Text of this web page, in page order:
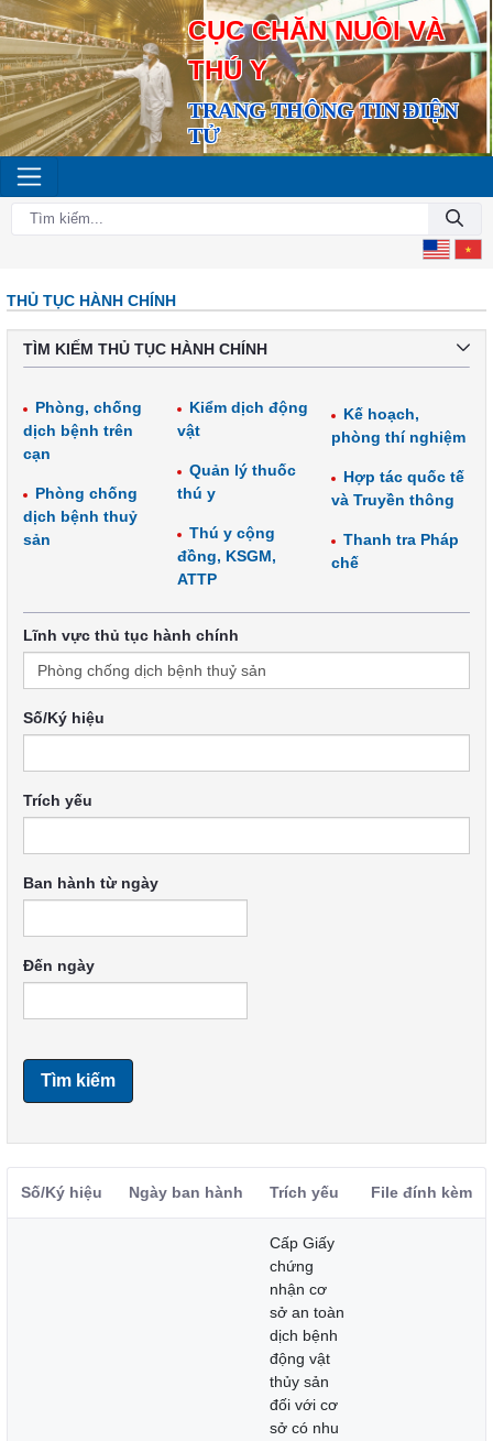
CỤC CHĂN NUÔI VÀ
THÚ Y
TRANG THÔNG TIN ĐIỆN
TỬ
THỦ TỤC HÀNH CHÍNH
TÌM KIẾM THỦ TỤC HÀNH CHÍNH
Phòng, chống
dịch bệnh trên
cạn
Phòng chống
dịch bệnh thuỷ
sản
Kiểm dịch động
vật
Quản lý thuốc
thú y
Thú y cộng
đồng, KSGM,
ATTP
Kế hoạch,
phòng thí nghiệm
Hợp tác quốc tế
và Truyền thông
Thanh tra Pháp
chế
Lĩnh vực thủ tục hành chính
Số/Ký hiệu
Trích yếu
Ban hành từ ngày
Đến ngày
Tìm kiếm
Số/Ký hiệu Ngày ban hành Trích yếu File đính kèm
Cấp Giấy
chứng
nhận cơ
sở an toàn
dịch bệnh
động vật
thủy sản
đối với cơ
sở có nhu